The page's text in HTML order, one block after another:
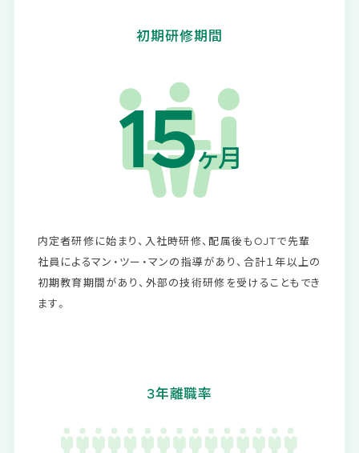
初期研修期間
15ヶ月
内定者研修に始まり、入社時研修、配属後もOJTで先輩
社員によるマン・ツー・マンの指導があり、合計１年以上の
初期教育期間があり、外部の技術研修を受けることもでき
ます。
3年離職率